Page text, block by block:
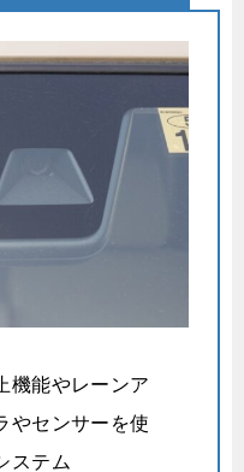
機能やレーンア
やセンサーを使
ステム